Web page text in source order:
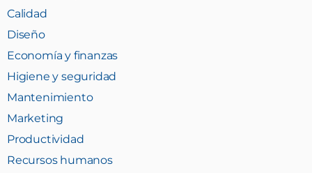
Calidad
Diseño
Economía y finanzas
Higiene y seguridad
Mantenimiento
Marketing
Productividad
Recursos humanos